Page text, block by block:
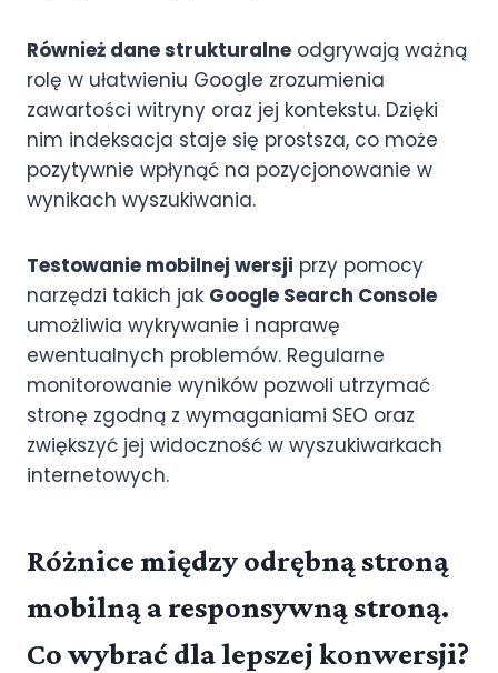
Również dane strukturalne odgrywają ważną
rolę w ułatwieniu Google zrozumienia
zawartości witryny oraz jej kontekstu. Dzięki
nim indeksacja staje się prostsza, co może
pozytywnie wpłynąć na pozycjonowanie w
wynikach wyszukiwania.
Testowanie mobilnej wersji przy pomocy
narzędzi takich jak Google Search Console
umożliwia wykrywanie i naprawę
ewentualnych problemów. Regularne
monitorowanie wyników pozwoli utrzymać
stronę zgodną z wymaganiami SEO oraz
zwiększyć jej widoczność w wyszukiwarkach
internetowych.
Różnice między odrębną stroną
mobilną a responsywną stroną.
Co wybrać dla lepszej konwersji?